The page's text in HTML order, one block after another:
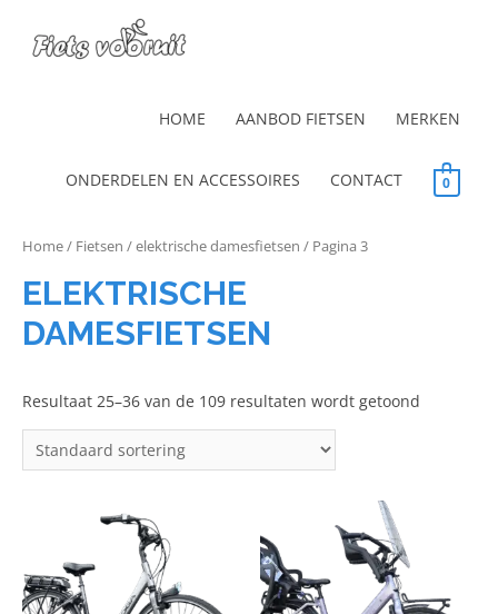
HOME AANBOD FIETSEN MERKEN
ONDERDELEN EN ACCESSOIRES CONTACT 0
Home/ Fietsen /elektrische damesfietsen / Pagina 3
ELEKTRISCHE
DAMESFIETSEN
Resultaat 25–36 van de 109 resultaten wordt getoond